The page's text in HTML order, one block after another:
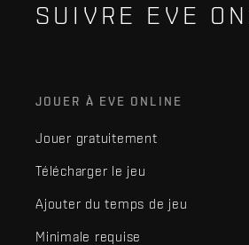
SUIVRE EVE
JOUER À EVE ONLINE
Jouer gratuitement
Télécharger le jeu
Ajouter du temps de jeu
Minimale requise